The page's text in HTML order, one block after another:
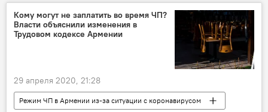
ВОВ
Кому могут не заплатить во время ЧП?
Власти объяснили изменения в
Трудовом кодексе Армении
29 апреля 2020, 21:28
Режим ЧП в Армении из-за ситуации с коронавирусом